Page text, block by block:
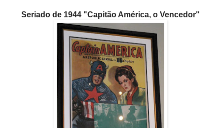
Seriado de 1944 "Capitão América, o Vencedor"